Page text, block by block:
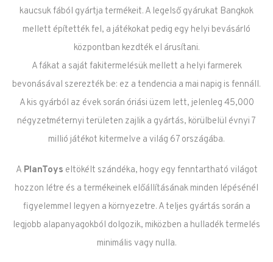
kaucsuk fából gyártja termékeit. A legelső gyárukat Bangkok
mellett építették fel, a játékokat pedig egy helyi bevásárló
központban kezdték el árusítani.
A fákat a saját fakitermelésük mellett a helyi farmerek
bevonásával szerezték be: ez a tendencia a mai napig is fennáll.
A kis gyárból az évek során óriási üzem lett, jelenleg 45,000
négyzetméternyi területen zajlik a gyártás, körülbelül évnyi 7
millió játékot kitermelve a világ 67 országába.
A PlanToys eltökélt szándéka, hogy egy fenntartható világot
hozzon létre és a termékeinek előállításának minden lépésénél
figyelemmel legyen a környezetre. A teljes gyártás során a
legjobb alapanyagokból dolgozik, miközben a hulladék termelés
minimális vagy nulla.